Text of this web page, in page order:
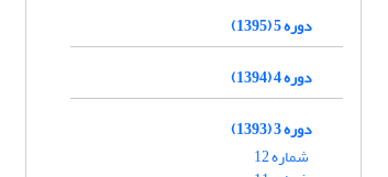
دوره 5 (1395)
دوره 4 (1394)
دوره 3 (1393)
شماره 12